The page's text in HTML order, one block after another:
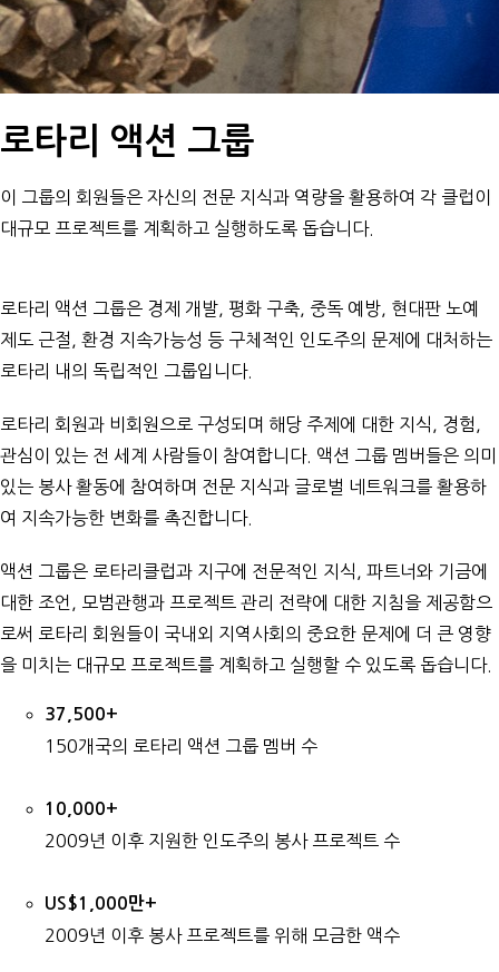
로타리 액션 그룹
이 그룹의 회원들은 자신의 전문 지식과 역량을 활용하여 각 클럽이
대규모 프로젝트를 계획하고 실행하도록 돕습니다.
로타리 액션 그룹은 경제 개발, 평화 구축, 중독 예방, 현대판 노예
제도 근절, 환경 지속가능성 등 구체적인 인도주의 문제에 대처하는
로타리 내의 독립적인 그룹입니다.
로타리 회원과 비회원으로 구성되며 해당 주제에 대한 지식, 경험,
관심이 있는 전 세계 사람들이 참여합니다. 액션 그룹 멤버들은 의미
있는 봉사 활동에 참여하며 전문 지식과 글로벌 네트워크를 활용하
여 지속가능한 변화를 촉진합니다.
액션 그룹은 로타리클럽과 지구에 전문적인 지식, 파트너와 기금에
대한 조언, 모범관행과 프로젝트 관리 전략에 대한 지침을 제공함으
로써 로타리 회원들이 국내외 지역사회의 중요한 문제에 더 큰 영향
을 미치는 대규모 프로젝트를 계획하고 실행할 수 있도록 돕습니다.
37,500+
150개국의 로타리 액션 그룹 멤버 수
10,000+
2009년 이후 지원한 인도주의 봉사 프로젝트 수
US$1,000만+
2009년 이후 봉사 프로젝트를 위해 모금한 액수